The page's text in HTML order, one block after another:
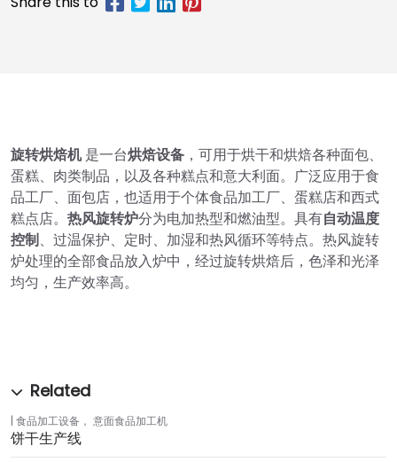
旋转烘焙机是一台烘焙设备 ，可用于烘干和烘焙各种面包、
蛋糕、肉类制品，以及各种糕点和意大利面。广泛应用于食
品工厂、面包店，也适用于个体食品加工厂、蛋糕店和西式
糕点店。 热风旋转炉分为电加热型和燃油型。具有自动温度
控制、过温保护、定时、加湿和热风循环等特点。热风旋转
炉处理的全部食品放入炉中，经过旋转烘焙后，色泽和光泽
均匀，生产效率高。
食品加工设备 ， 意面食品加工机
饼干生产线